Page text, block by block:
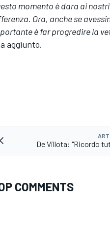
momento è dara ai
Ora, anche se
è far progredire la
aggiunto.
De Villota: "Ricordo
COMMENTS